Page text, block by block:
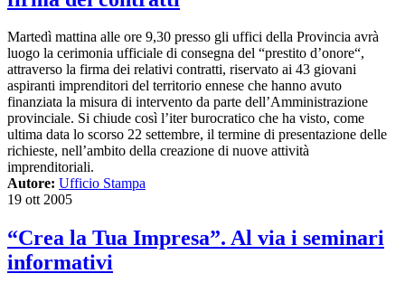
Martedì mattina alle ore 9,30 presso gli uffici della Provincia avrà
luogo la cerimonia ufficiale di consegna del “prestito d’onore“,
attraverso la firma dei relativi contratti, riservato ai 43 giovani
aspiranti imprenditori del territorio ennese che hanno avuto
finanziata la misura di intervento da parte dell’Amministrazione
provinciale. Si chiude così l’iter burocratico che ha visto, come
ultima data lo scorso 22 settembre, il termine di presentazione delle
richieste, nell’ambito della creazione di nuove attività
imprenditoriali.
Autore: Ufficio Stampa
19 ott 2005
“Crea la Tua Impresa”. Al via i seminari
informativi